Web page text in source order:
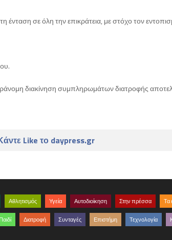
ένταση σε όλη την επικράτεια, με στόχο τον
διακίνηση συμπληρωμάτων διατροφής
Like το daypress.gr
Αθλητισμός Υγεία Αυτοδιοίκηση Στην πρέσσα Τα
Παιδί Διατροφή Συνταγές Επιστήμη Τεχνολογία